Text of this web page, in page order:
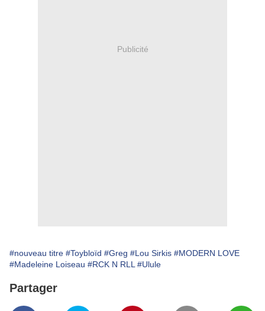
Publicité
#nouveau titre #Toybloïd #Greg #Lou Sirkis #MODERN LOVE
#Madeleine Loiseau #RCK N RLL #Ulule
Partager